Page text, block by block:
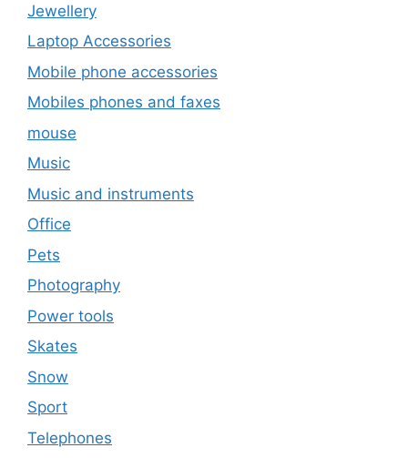
Jewellery
Laptop Accessories
Mobile phone accessories
Mobiles phones and faxes
mouse
Music
Music and instruments
Office
Pets
Photography
Power tools
Skates
Snow
Sport
Telephones